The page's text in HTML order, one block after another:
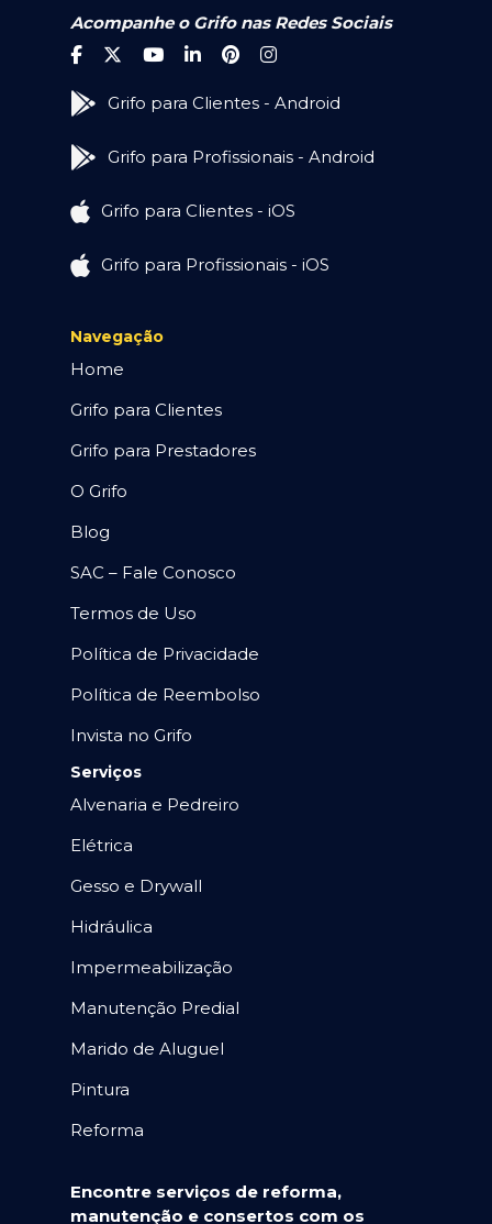
Acompanhe o Grifo nas Redes Sociais
Grifo para Clientes - Android
Grifo para Profissionais - Android
Grifo para Clientes - iOS
Grifo para Profissionais - iOS
Navegação
Home
Grifo para Clientes
Grifo para Prestadores
O Grifo
Blog
SAC – Fale Conosco
Termos de Uso
Política de Privacidade
Política de Reembolso
Invista no Grifo
Serviços
Alvenaria e Pedreiro
Elétrica
Gesso e Drywall
Hidráulica
Impermeabilização
Manutenção Predial
Marido de Aluguel
Pintura
Reforma
Encontre serviços de reforma,
manutenção e consertos com os